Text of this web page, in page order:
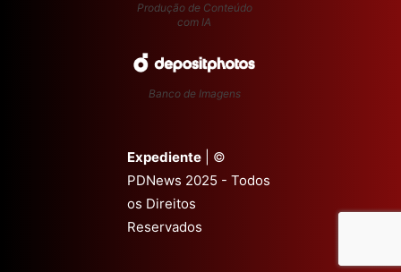
Produção de Conteúdo
com IA
Banco de Imagens
Expediente | ©
PDNews 2025 - Todos
os Direitos
Reservados